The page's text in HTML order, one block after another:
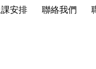
安排 聯絡我們